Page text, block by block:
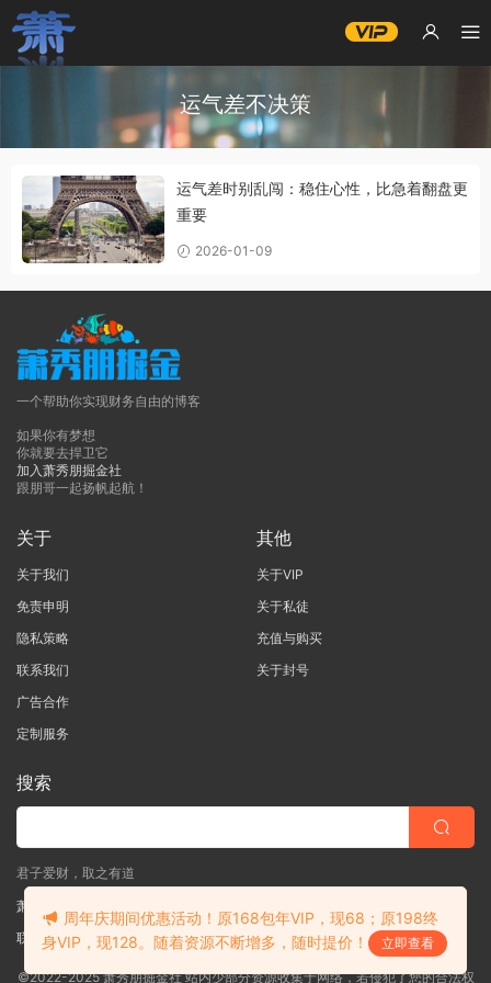
运气差不决策
运气差时别乱闯：稳住心性，比急着翻盘更
重要
2026-01-09
一个帮助你实现财务自由的博客
如果你有梦想
你就要去捍卫它
加入萧秀朋掘金社
跟朋哥一起扬帆起航！
关于
关于我们
免责申明
隐私策略
联系我们
广告合作
定制服务
其他
关于VIP
关于私徒
充值与购买
关于封号
搜索
君子爱财，取之有道
萧秀朋掘金社
联系客服(说明需求，勿问在否)
©2022-2025 萧秀朋掘金社 站内少部分资源收集于网络，若侵犯了您的合法权
周年庆期间优惠活动！原168包年VIP，现68；原198终
身VIP，现128。随着资源不断增多，随时提价！
立即查看